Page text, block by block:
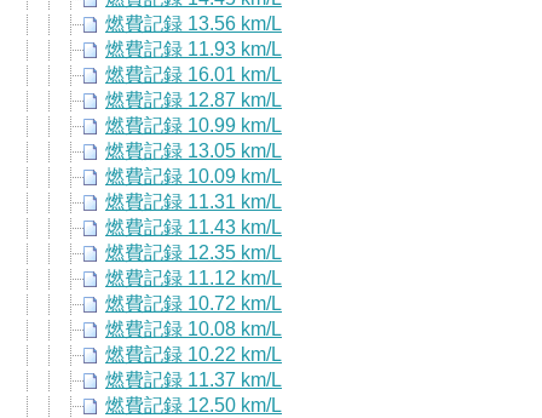
燃費記録 13.56 km/L
燃費記録 11.93 km/L
燃費記録 16.01 km/L
燃費記録 12.87 km/L
燃費記録 10.99 km/L
燃費記録 13.05 km/L
燃費記録 10.09 km/L
燃費記録 11.31 km/L
燃費記録 11.43 km/L
燃費記録 12.35 km/L
燃費記録 11.12 km/L
燃費記録 10.72 km/L
燃費記録 10.08 km/L
燃費記録 10.22 km/L
燃費記録 11.37 km/L
燃費記録 12.50 km/L